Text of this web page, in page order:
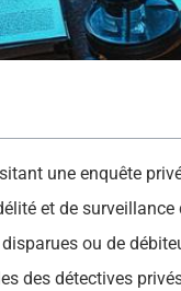
une enquête
et de surveillance
ou de
des détectives